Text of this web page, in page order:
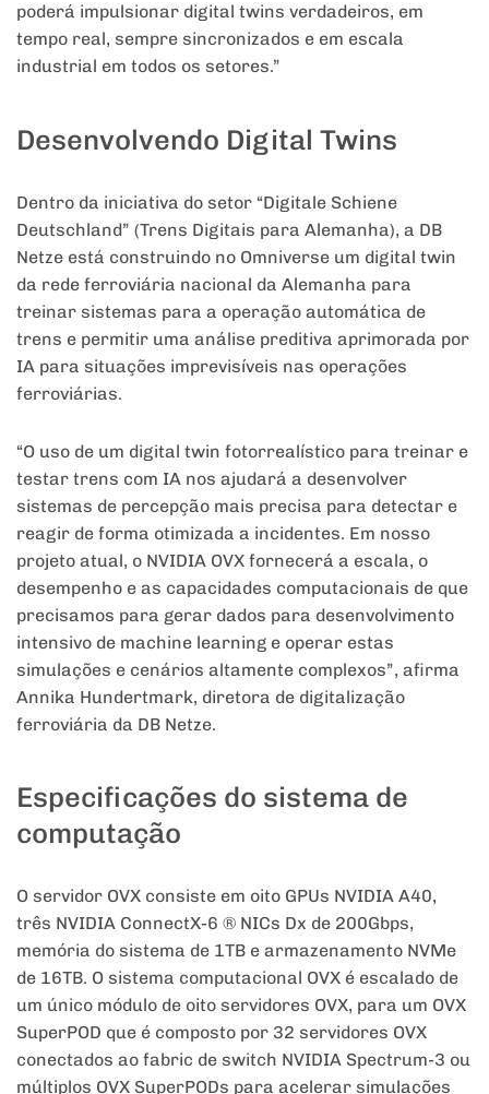
poderá impulsionar digital twins verdadeiros, em
tempo real, sempre sincronizados e em escala
industrial em todos os setores.”
Desenvolvendo Digital Twins
Dentro da iniciativa do setor “Digitale Schiene
Deutschland” (Trens Digitais para Alemanha), a DB
Netze está construindo no Omniverse um digital twin
da rede ferroviária nacional da Alemanha para
treinar sistemas para a operação automática de
trens e permitir uma análise preditiva aprimorada por
IA para situações imprevisíveis nas operações
ferroviárias.
“O uso de um digital twin fotorrealístico para treinar e
testar trens com IA nos ajudará a desenvolver
sistemas de percepção mais precisa para detectar e
reagir de forma otimizada a incidentes. Em nosso
projeto atual, o NVIDIA OVX fornecerá a escala, o
desempenho e as capacidades computacionais de que
precisamos para gerar dados para desenvolvimento
intensivo de machine learning e operar estas
simulações e cenários altamente complexos”, afirma
Annika Hundertmark, diretora de digitalização
ferroviária da DB Netze.
Especificações do sistema de
computação
O servidor OVX consiste em oito GPUs NVIDIA A40,
três NVIDIA ConnectX-6 ® NICs Dx de 200Gbps,
memória do sistema de 1TB e armazenamento NVMe
de 16TB. O sistema computacional OVX é escalado de
um único módulo de oito servidores OVX, para um OVX
SuperPOD que é composto por 32 servidores OVX
conectados ao fabric de switch NVIDIA Spectrum-3 ou
múltiplos OVX SuperPODs para acelerar simulações